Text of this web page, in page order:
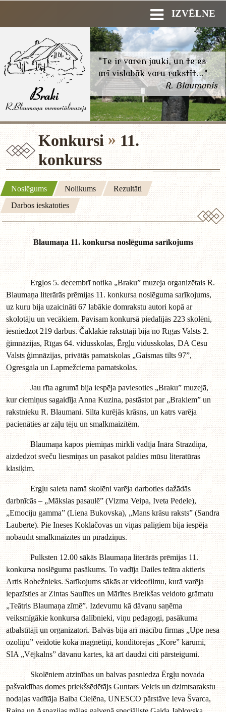
IZVĒLNE
"Te ir varen jauki, un te es
arī vislabāk varu rakstīt..."
R. Blaumanis
Konkursi
11.
konkurss
Noslēgums Nolikums
Rezultāti
Darbos ieskatoties
Blaumaņa 11. konkursa noslēguma sarīkojums
Ērgļos 5. decembrī notika „Braku” muzeja organizētais R.
Blaumaņa literārās prēmijas 11. konkursa noslēguma sarīkojums,
uz kuru bija uzaicināti 67 labākie domrakstu autori kopā ar
skolotāju un vecākiem. Pavisam konkursā piedalījās 223 skolēni,
iesniedzot 219 darbus. Čaklākie rakstītāji bija no Rīgas Valsts 2.
ģimnāzijas, Rīgas 64. vidusskolas, Ērgļu vidusskolas, DA Cēsu
Valsts ģimnāzijas, privātās pamatskolas „Gaismas tilts 97”,
Ogresgala un Lapmežciema pamatskolas.
Jau rīta agrumā bija iespēja paviesoties „Braku” muzejā,
kur ciemiņus sagaidīja Anna Kuzina, pastāstot par „Brakiem” un
rakstnieku R. Blaumani. Silta kurējās krāsns, un katrs varēja
pacienāties ar zāļu tēju un smalkmaizītēm.
Blaumaņa kapos piemiņas mirkli vadīja Ināra Strazdiņa,
aizdedzot sveču liesmiņas un pasakot paldies mūsu literatūras
klasiķim.
Ērgļu saieta namā skolēni varēja darboties dažādās
darbnīcās – „Mākslas pasaulē” (Vizma Veipa, Iveta Pedele),
„Emociju gamma” (Liena Bukovska), „Mans krāsu raksts” (Sandra
Lauberte). Pie Ineses Koklačovas un viņas palīgiem bija iespēja
nobaudīt smalkmaizītes un pīrādziņus.
Pulksten 12.00 sākās Blaumaņa literārās prēmijas 11.
konkursa noslēguma pasākums. To vadīja Dailes teātra aktieris
Artis Robežnieks. Sarīkojums sākās ar videofilmu, kurā varēja
iepazīsties ar Zintas Saulītes un Mārītes Breikšas veidoto grāmatu
„Teātris Blaumaņa zīmē”. Izdevumu kā dāvanu saņēma
veiksmīgākie konkursa dalībnieki, viņu pedagogi, pasākuma
atbalstītāji un organizatori. Balvās bija arī mācību firmas „Upe nesa
ozoliņu” veidotie koka magnētiņi, konditorejas „Kore” kārumi,
SIA „Vējkalns” dāvanu kartes, kā arī daudzi citi pārsteigumi.
Skolēniem atzinības un balvas pasniedza Ērgļu novada
pašvaldības domes priekšsēdētājs Guntars Velcis un dzimtsarakstu
nodaļas vadītāja Baiba Cielēna, UNESCO pārstāve Ieva Švarca,